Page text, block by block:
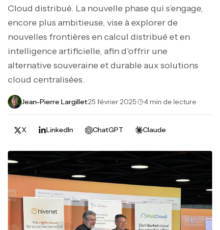
Cloud distribué. La nouvelle phase qui s’engage,
encore plus ambitieuse, vise à explorer de
nouvelles frontières en calcul distribué et en
intelligence artificielle, afin d'offrir une
alternative souveraine et durable aux solutions
cloud centralisées.
Jean-Pierre Largillet·25 février 2025· 4 min de lecture
X LinkedIn ChatGPT Claude